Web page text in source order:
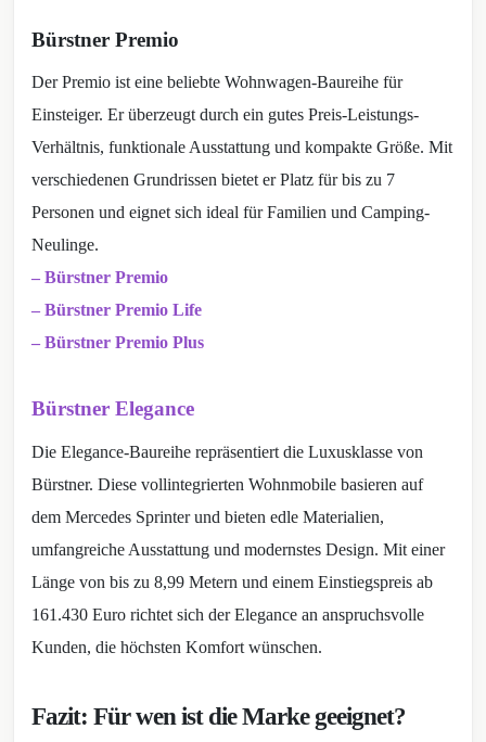
Bürstner Premio
Der Premio ist eine beliebte Wohnwagen-Baureihe für
Einsteiger. Er überzeugt durch ein gutes Preis-Leistungs-
Verhältnis, funktionale Ausstattung und kompakte Größe. Mit
verschiedenen Grundrissen bietet er Platz für bis zu 7
Personen und eignet sich ideal für Familien und Camping-
Neulinge.
– Bürstner Premio
– Bürstner Premio Life
– Bürstner Premio Plus
Bürstner Elegance
Die Elegance-Baureihe repräsentiert die Luxusklasse von
Bürstner. Diese vollintegrierten Wohnmobile basieren auf
dem Mercedes Sprinter und bieten edle Materialien,
umfangreiche Ausstattung und modernstes Design. Mit einer
Länge von bis zu 8,99 Metern und einem Einstiegspreis ab
161.430 Euro richtet sich der Elegance an anspruchsvolle
Kunden, die höchsten Komfort wünschen.
Fazit: Für wen ist die Marke geeignet?